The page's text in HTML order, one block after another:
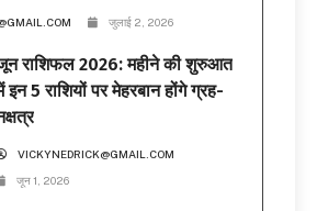
जुलाई 2, 2026
राशिफल 2026: महीने की शुरुआत
इन 5 राशियों पर मेहरबान होंगे ग्रह-
VICKYNEDRICK@GMAIL.COM
जून 1, 2026